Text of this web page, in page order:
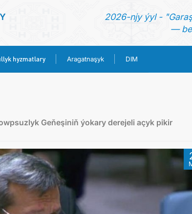
2026-njy ýyl -
—
hyzmatlary Aragatnaşyk DIM
KONSULLYK HYZMATLARY
ARAGATNAŞYK
Geňeşiniň ýokary derejeli açyk pikir